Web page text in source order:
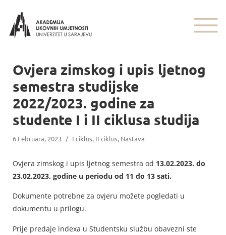
Ovjera zimskog i upis ljetnog
semestra studijske
2022/2023. godine za
studente I i II ciklusa studija
6 Februara, 2023 / I ciklus, II ciklus, Nastava
Ovjera zimskog i upis ljetnog semestra od 13.02.2023. do
23.02.2023. godine u periodu od 11 do 13 sati.
Dokumente potrebne za ovjeru možete pogledati u
dokumentu u prilogu.
Prije predaje indexa u Studentsku službu obavezni ste